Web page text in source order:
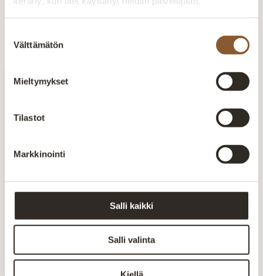
valinta
Välttämätön
Mieltymykset
Tilastot
Markkinointi
Salli kaikki
Salli valinta
Liity
Postin ja matkahuollon kautta
Turvallinen ostaminen
Monipuoliset maksutavat